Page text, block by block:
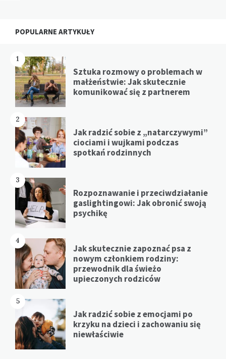
Widgets
POPULARNE ARTYKUŁY
1
Sztuka rozmowy o problemach w
małżeństwie: Jak skutecznie
komunikować się z partnerem
2
Jak radzić sobie z „natarczywymi”
ciociami i wujkami podczas
spotkań rodzinnych
3
Rozpoznawanie i przeciwdziałanie
gaslightingowi: Jak obronić swoją
psychikę
4
Jak skutecznie zapoznać psa z
nowym członkiem rodziny:
przewodnik dla świeżo
upieczonych rodziców
5
Jak radzić sobie z emocjami po
krzyku na dzieci i zachowaniu się
niewłaściwie